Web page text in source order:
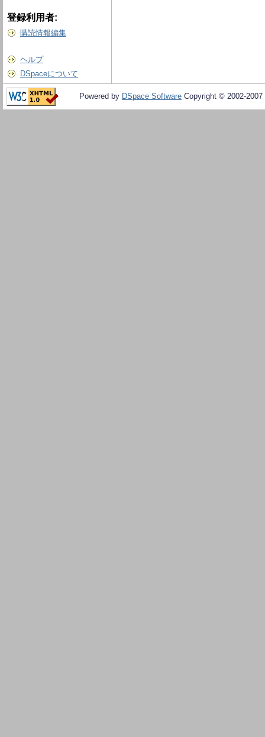
登録利用者:
購読情報編集
ヘルプ
DSpaceについて
Powered by DSpace Software Copyright © 2002-2007